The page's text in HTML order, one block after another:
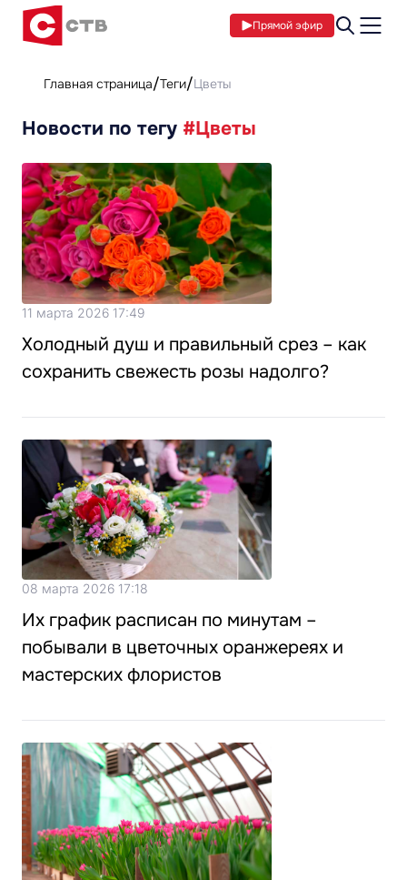
Прямой эфир
Главная страница Теги Цветы
Новости по тегу #Цветы
11 марта 2026 17:49
Холодный душ и правильный срез – как
сохранить свежесть розы надолго?
08 марта 2026 17:18
Их график расписан по минутам –
побывали в цветочных оранжереях и
мастерских флористов